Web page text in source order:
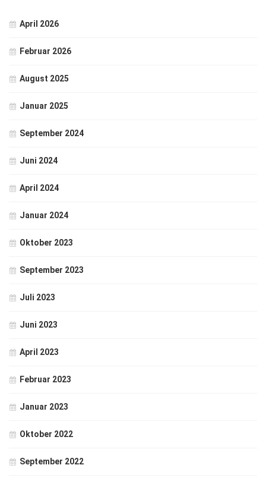
April 2026
Februar 2026
August 2025
Januar 2025
September 2024
Juni 2024
April 2024
Januar 2024
Oktober 2023
September 2023
Juli 2023
Juni 2023
April 2023
Februar 2023
Januar 2023
Oktober 2022
September 2022